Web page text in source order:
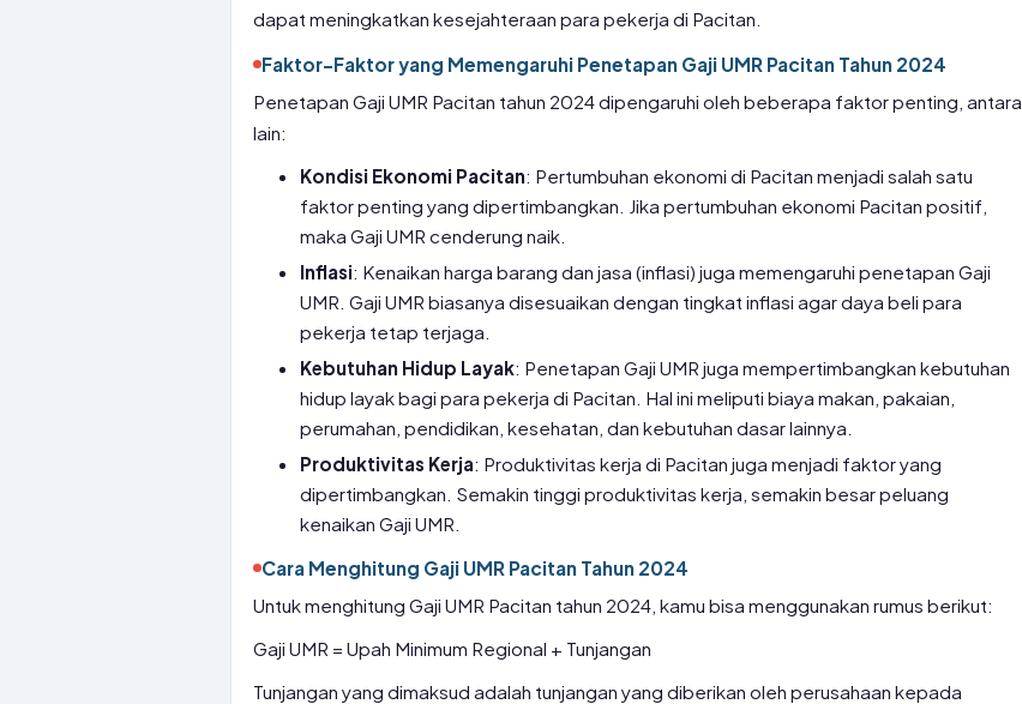
dapat meningkatkan kesejahteraan para pekerja di Pacitan.
Faktor-Faktor yang Memengaruhi Penetapan Gaji UMR Pacitan Tahun 2024
Penetapan Gaji UMR Pacitan tahun 2024 dipengaruhi oleh beberapa faktor penting, antara
lain:
Kondisi Ekonomi Pacitan: Pertumbuhan ekonomi di Pacitan menjadi salah satu
faktor penting yang dipertimbangkan. Jika pertumbuhan ekonomi Pacitan positif,
maka Gaji UMR cenderung naik.
Inflasi: Kenaikan harga barang dan jasa (inflasi) juga memengaruhi penetapan Gaji
UMR. Gaji UMR biasanya disesuaikan dengan tingkat inflasi agar daya beli para
pekerja tetap terjaga.
Kebutuhan Hidup Layak: Penetapan Gaji UMR juga mempertimbangkan kebutuhan
hidup layak bagi para pekerja di Pacitan. Hal ini meliputi biaya makan, pakaian,
perumahan, pendidikan, kesehatan, dan kebutuhan dasar lainnya.
Produktivitas Kerja: Produktivitas kerja di Pacitan juga menjadi faktor yang
dipertimbangkan. Semakin tinggi produktivitas kerja, semakin besar peluang
kenaikan Gaji UMR.
Cara Menghitung Gaji UMR Pacitan Tahun 2024
Untuk menghitung Gaji UMR Pacitan tahun 2024, kamu bisa menggunakan rumus berikut:
Gaji UMR = Upah Minimum Regional + Tunjangan
Tunjangan yang dimaksud adalah tunjangan yang diberikan oleh perusahaan kepada